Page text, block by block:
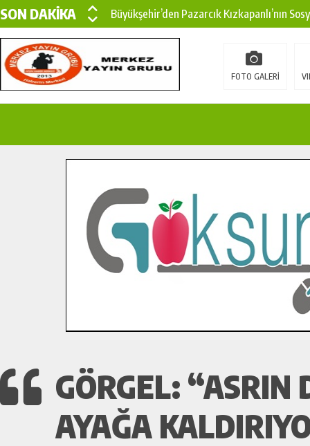
SON DAKİKA
Büyükşehir’den Pazarcık Kızkapanlı’nın
Büyükşehir’den Pazarcık Kırsalına Modern
Çin’den KSÜ’ye Uluslararası Başarı:
İlçe Jandarma Komutanı Karakaya’dan
Bertiz’in Yeni Köprüsünde Sona Doğru.
FOTO GALERİ
GÖRGEL:
AYAĞA